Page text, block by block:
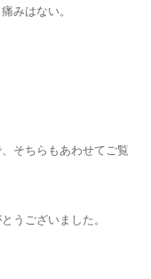
みはない。
そちらもあわせてご覧
うございました。